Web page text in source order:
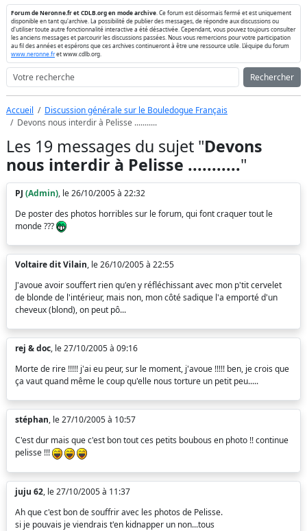
Forum de Neronne.fr et CDLB.org en mode archive . Ce forum est désormais fermé et est uniquement
disponible en tant qu'archive. La possibilité de publier des messages, de répondre aux discussions ou
d'utiliser toute autre fonctionnalité interactive a été désactivée. Cependant, vous pouvez toujours consulter
les anciens messages et parcourir les discussions passées. Nous vous remercions pour votre participation
au fil des années et espérons que ces archives continueront à être une ressource utile. L'équipe du forum
www.neronne.fret www.cdlb.org.
Rechercher
Accueil
Discussion générale sur le Bouledogue Français
Devons nous interdir à Pelisse ...........
Les 19 messages du sujet "Devons
nous interdir à Pelisse ..........."
PJ (Admin), le 26/10/2005 à 22:32
De poster des photos horribles sur le forum, qui font craquer tout le
monde ???
Voltaire dit Vilain, le 26/10/2005 à 22:55
J'avoue avoir souffert rien qu'en y réfléchissant avec mon p'tit cervelet
de blonde de l'intérieur, mais non, mon côté sadique l'a emporté d'un
cheveux (blond), on peut pô...
rej & doc, le 27/10/2005 à 09:16
Morte de rire !!!!! j'ai eu peur, sur le moment, j'avoue !!!!! ben, je crois que
ça vaut quand même le coup qu'elle nous torture un petit peu.....
stéphan, le 27/10/2005 à 10:57
C'est dur mais que c'est bon tout ces petits boubous en photo !! continue
pelisse !!!
juju 62, le 27/10/2005 à 11:37
Ah que c'est bon de souffrir avec les photos de Pelisse.
si je pouvais je viendrais t'en kidnapper un non...tous